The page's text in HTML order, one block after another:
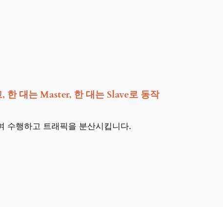
대는 Master, 한 대는 Slave로 동작
수행하고 트래픽을 분산시킵니다.